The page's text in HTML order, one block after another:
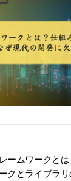
ームワークとは
クとライブラ